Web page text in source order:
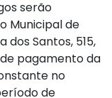
serão
Municipal de
dos Santos, 515,
pagamento da
no
de